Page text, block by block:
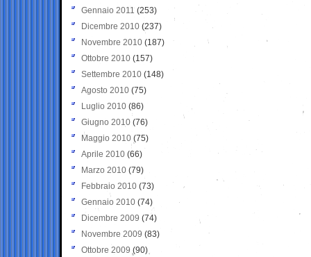
Gennaio 2011 (253)
Dicembre 2010 (237)
Novembre 2010 (187)
Ottobre 2010 (157)
Settembre 2010 (148)
Agosto 2010 (75)
Luglio 2010 (86)
Giugno 2010 (76)
Maggio 2010 (75)
Aprile 2010 (66)
Marzo 2010 (79)
Febbraio 2010 (73)
Gennaio 2010 (74)
Dicembre 2009 (74)
Novembre 2009 (83)
Ottobre 2009 (90)